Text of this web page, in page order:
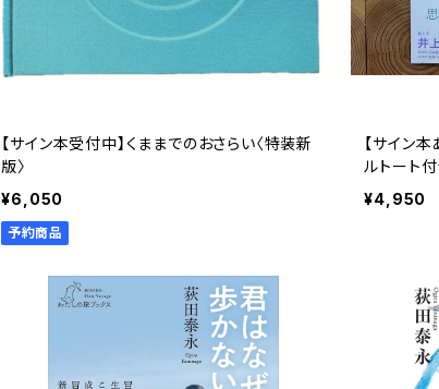
【サイン本受付中】くままでのおさらい〈特装新
版〉
¥6,050
予約商品
【サイン
ルトート付
¥4,950